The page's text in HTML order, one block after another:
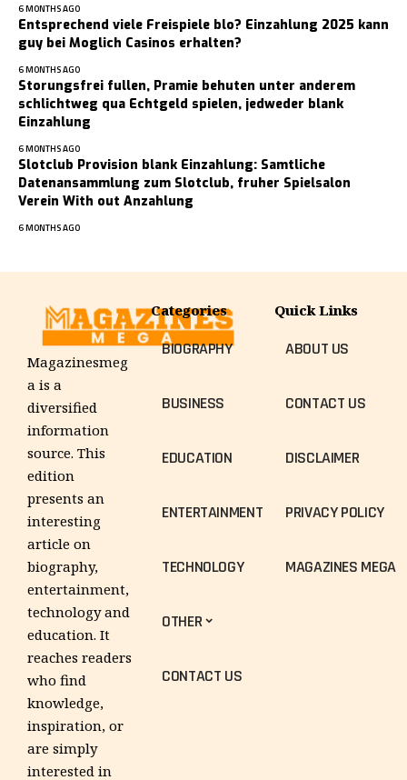
6 MONTHS AGO
Entsprechend viele Freispiele blo? Einzahlung 2025 kann
guy bei Moglich Casinos erhalten?
6 MONTHS AGO
Storungsfrei fullen, Pramie behuten unter anderem
schlichtweg qua Echtgeld spielen, jedweder blank
Einzahlung
6 MONTHS AGO
Slotclub Provision blank Einzahlung: Samtliche
Datenansammlung zum Slotclub, fruher Spielsalon
Verein With out Anzahlung
6 MONTHS AGO
Magazinesmeg
a is a
diversified
information
source. This
edition
presents an
interesting
article on
biography,
entertainment,
technology and
education. It
reaches readers
who find
knowledge,
inspiration, or
are simply
interested in
Categories
BIOGRAPHY
BUSINESS
EDUCATION
ENTERTAINMENT
TECHNOLOGY
OTHER
CONTACT US
Quick Links
ABOUT US
CONTACT US
DISCLAIMER
PRIVACY POLICY
MAGAZINES MEGA